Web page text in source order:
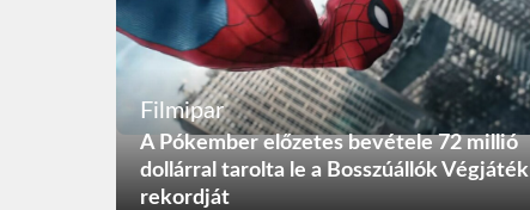
Filmipar
A Pókember előzetes bevétele 72 millió
dollárral tarolta le a Bosszúállók Végjáték
rekordját